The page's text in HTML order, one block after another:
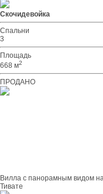
Скочидевойка
Спальни
3
Площадь
668 м2
ПРОДАНО
Вилла с панорамным видом
Тивате